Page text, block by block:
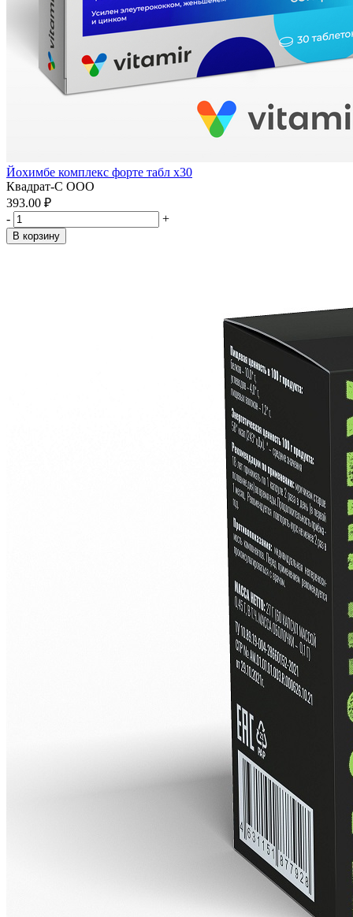
Йохимбе комплекс форте табл x30
Квадрат-С ООО
393.00 ₽
-
+
В корзину